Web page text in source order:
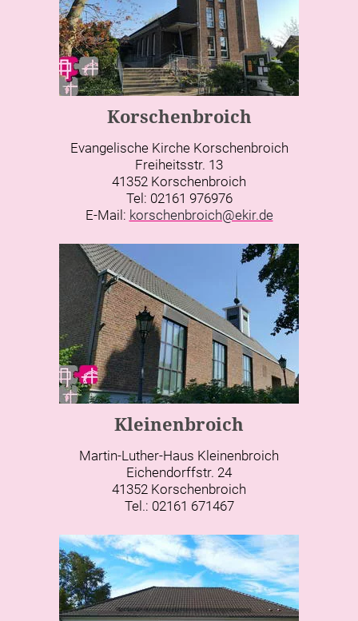
Korschenbroich
Evangelische Kirche Korschenbroich
Freiheitsstr. 13
41352 Korschenbroich
Tel: 02161 976976
E-Mail: korschenbroich@ekir.de
Kleinenbroich
Martin-Luther-Haus Kleinenbroich
Eichendorffstr. 24
41352 Korschenbroich
Tel.: 02161 671467